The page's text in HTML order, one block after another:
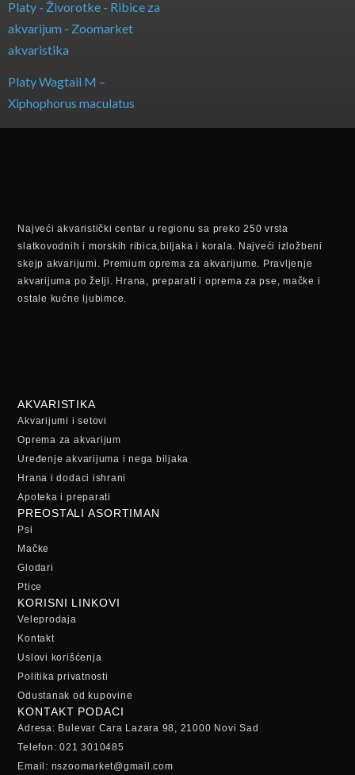
Platy Wagtail M –
Xiphophorus maculatus
Najveći akvaristički centar u regionu sa preko 250 vrsta
slatkovodnih i morskih ribica,biljaka i korala. Najveći izložbeni
skejp akvarijumi. Premium oprema za akvarijume. Pravljenje
akvarijuma po želji. Hrana, preparati i oprema za pse, mačke i
ostale kućne ljubimce.
AKVARISTIKA
Akvarijumi i setovi
Oprema za akvarijum
Uređenje akvarijuma i nega biljaka
Hrana i dodaci ishrani
Apoteka i preparati
PREOSTALI ASORTIMAN
Psi
Mačke
Glodari
Ptice
KORISNI LINKOVI
Veleprodaja
Kontakt
Uslovi korišćenja
Politika privatnosti
Odustanak od kupovine
KONTAKT PODACI
Adresa: Bulevar Cara Lazara 98, 21000 Novi Sad
Telefon: 021 3010485
Email: nszoomarket@gmail.com